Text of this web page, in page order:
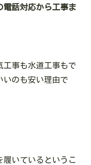
電話対応から工事ま
工事も水道工事もで
いのも安い理由で
いているというこ